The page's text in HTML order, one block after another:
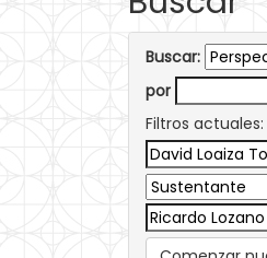
Buscar:
por
Filtros actuales: